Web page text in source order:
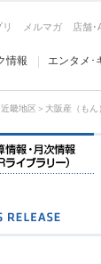
メルマガ 店舗･
情報 エンタメ･
近畿地区＞大阪産（も